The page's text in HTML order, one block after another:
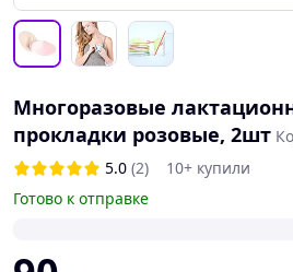
Многоразовые
прокладки розовые, 2шт
5.0 (2)
10+ купили
Готово к отправке